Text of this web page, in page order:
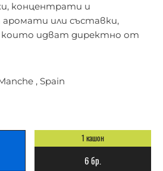
концентрати и
или съставки,
които идват директно от
, Spain
1 кашон
6 бр.